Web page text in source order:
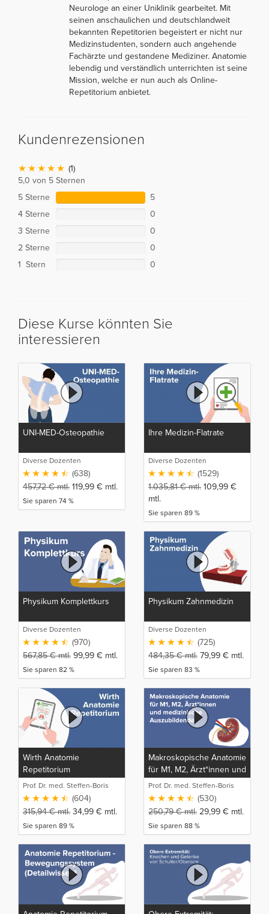
Neurologe an einer Uniklinik gearbeitet. Mit
seinen anschaulichen und deutschlandweit
bekannten Repetitorien begeistert er nicht nur
Medizinstudenten, sondern auch angehende
Fachärzte und gestandene Mediziner. Anatomie
lebendig und verständlich unterrichten ist seine
Mission, welche er nun auch als Online-
Repetitorium anbietet.
Kundenrezensionen
(1)
5,0 von 5 Sternen
5 Sterne
5
4 Sterne
0
3 Sterne
0
2 Sterne
0
1 Stern
0
Diese Kurse könnten Sie
interessieren
UNI-MED-Osteopathie
Diverse Dozenten
(638)
457,72€mtl. 119,99 € mtl.
Sie sparen 74 %
Ihre Medizin-Flatrate
Diverse Dozenten
(1529)
1.035,81€mtl. 109,99 €
mtl.
Sie sparen 89 %
Physikum Komplettkurs
Diverse Dozenten
(970)
567,85€mtl. 99,99 € mtl.
Sie sparen 82 %
Physikum Zahnmedizin
Diverse Dozenten
(725)
484,35€mtl. 79,99 € mtl.
Sie sparen 83 %
Wirth Anatomie
Repetitorium
Prof. Dr. med. Steffen-Boris
Wirth (1)
(604)
315,94€mtl. 34,99 € mtl.
Sie sparen 89 %
Makroskopische Anatomie
für M1, M2, Ärzt*innen und
medizinische
Auszubildende
Prof. Dr. med. Steffen-Boris
Wirth (1)
(530)
250,79€mtl. 29,99 € mtl.
Sie sparen 88 %